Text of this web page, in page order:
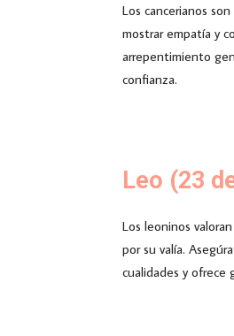
Los cancerianos
mostrar empatía y
arrepentimiento
confianza.
Leo (23
Los leoninos
por su valía.
cualidades y ofrece